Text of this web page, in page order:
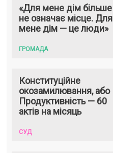
«Для мене дім більше
не означає місце. Для
мене дім — це люди»
ГРОМАДА
Конституційне
окозамилювання, або
Продуктивність — 60
актів на місяць
СУД